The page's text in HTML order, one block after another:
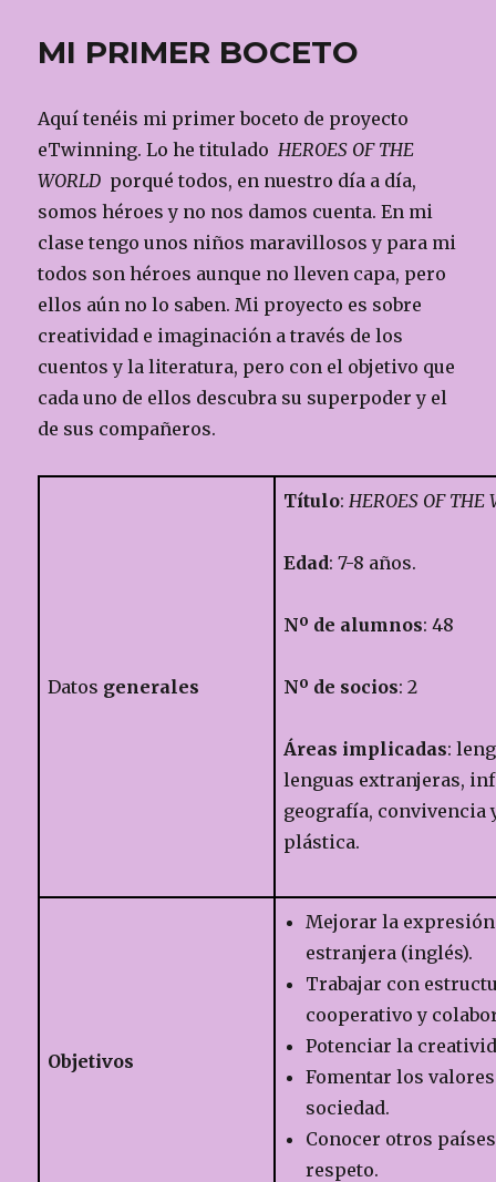
b
o
o
k
r
ar
te
ix
proyecto
MI PRIMER BOCETO
Aquí tenéis mi primer boceto de proyecto
eTwinning. Lo he titulado HEROES OF THE
WORLD porqué todos, en nuestro día a día,
somos héroes y no nos damos cuenta. En mi
clase tengo unos niños maravillosos y para mi
todos son héroes aunque no lleven capa, pero
ellos aún no lo saben. Mi proyecto es sobre
creatividad e imaginación a través de los
cuentos y la literatura, pero con el objetivo que
cada uno de ellos descubra su superpoder y el
de sus compañeros.
Datos generales
Título: HEROES OF THE
Edad: 7-8 años.
Nº de alumnos: 48
Nº de socios: 2
Áreas implicadas:
lenguas extranjeras,
geografía, convivencia
plástica.
Objetivos
Mejorar la
estranjera (inglés).
Trabajar con
cooperativo y
Potenciar la
Fomentar los
sociedad.
Conocer otros
respeto.